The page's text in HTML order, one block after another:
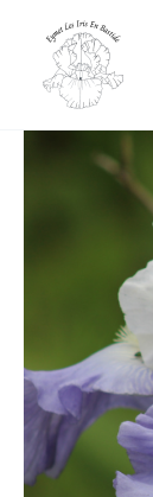
contenu